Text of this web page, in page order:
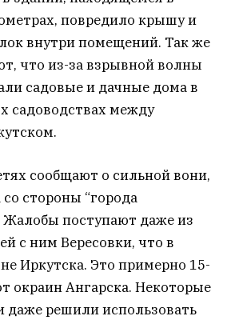
повредило крышу и
внутри помещений. Так же
что из-за взрывной волны
садовые и дачные дома в
садоводствах между
сообщают о сильной вони,
стороны “города
поступают даже из
с ним Вересовки, что в
Иркутска. Это примерно 15-
окраин Ангарска. Некоторые
решили использовать